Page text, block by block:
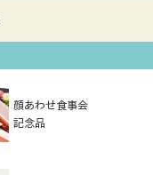
顔あわせ食事会
記念品